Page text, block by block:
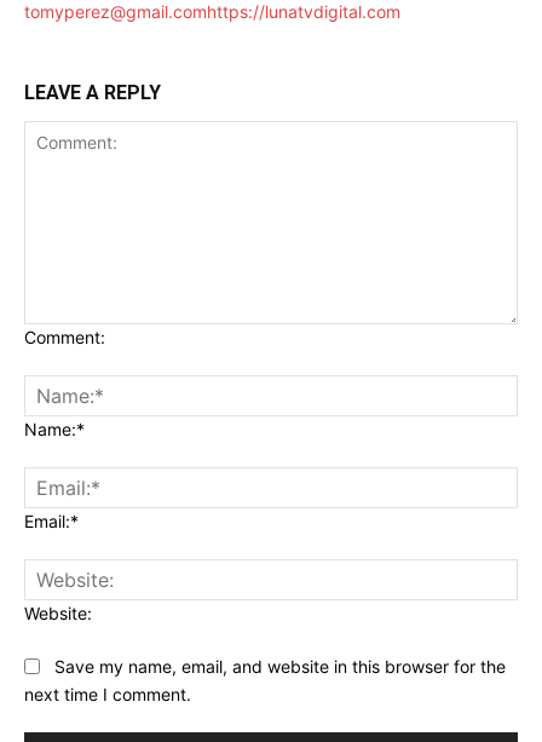
tomyperez@gmail.comhttps://lunatvdigital.com
LEAVE A REPLY
Comment:
Name:*
Email:*
Website:
Save my name, email, and website in this browser for the
next time I comment.